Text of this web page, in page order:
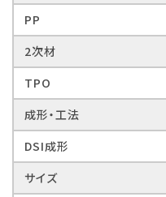
PP
2次材
TPO
成形・工法
DSI成形
サイズ